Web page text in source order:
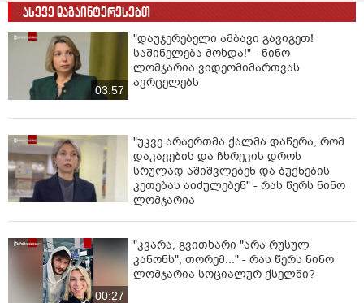
-„მოვდივართ [გოგოები] მარშზე, რაღაცას ვჭამთ და
ერთ-ერთი მათგანი გვეუბნება, რამდენის ჩადება
შეგიძლიათ პირში ერთადო? ”...
წყარო: "რადიო თავისუფლება"- წერს ნინო
ლომჯარია.
ასევე დაგაინტერესებთ
03:57
"დაუჯერებელი ამბავი გავიგეთ!
საშინელება მოხდა!" - ნინო
ლომჯარია ვიდეომიმართვას
ავრცელებს
"უკვე არაერთმა ქალმა დაწერა, რომ
დაკავების და ჩხრეკის დროს
სრულად აშიშვლებენ და ბუქნების
კეთებას აიძულებენ" - რას წერს ნინო
ლომჯარია
00:27
"კვარა, გვითხარი "არა რუსულ
კანონს", თორემ..." - რას წერს ნინო
ლომჯარია სოციალურ ქსელში?